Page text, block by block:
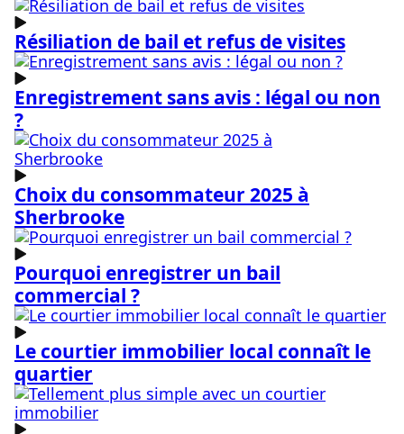
Résiliation de bail et refus de visites
Enregistrement sans avis : légal ou non
?
Choix du consommateur 2025 à
Sherbrooke
Pourquoi enregistrer un bail
commercial ?
Le courtier immobilier local connaît le
quartier